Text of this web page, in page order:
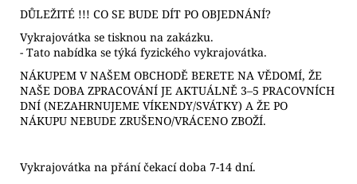
DŮLEŽITÉ !!! CO SE BUDE DÍT PO OBJEDNÁNÍ?
Vykrajovátka se tisknou na zakázku.
- Tato nabídka se týká fyzického vykrajovátka.
NÁKUPEM V NAŠEM OBCHODĚ BERETE NA VĚDOMÍ, ŽE
NAŠE DOBA ZPRACOVÁNÍ JE AKTUÁLNĚ 3–5 PRACOVNÍCH
DNÍ (NEZAHRNUJEME VÍKENDY/SVÁTKY) A ŽE PO
NÁKUPU NEBUDE ZRUŠENO/VRÁCENO ZBOŽÍ.
Vykrajovátka na přání čekací doba 7-14 dní.